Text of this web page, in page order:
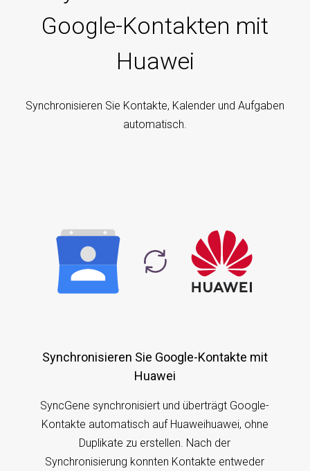
Google-Kontakten mit
Huawei
Synchronisieren Sie Kontakte, Kalender und Aufgaben
automatisch.
Synchronisieren Sie Google-Kontakte mit
Huawei
SyncGene synchronisiert und überträgt Google-
Kontakte automatisch auf Huaweihuawei, ohne
Duplikate zu erstellen. Nach der
Synchronisierung konnten Kontakte entweder